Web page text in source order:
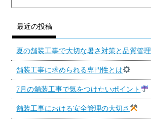
最近の投稿
夏の舗装工事で大切な暑さ対策と品質管理
舗装工事に求められる専門性とは
7月の舗装工事で気をつけたいポイント
舗装工事における安全管理の大切さ